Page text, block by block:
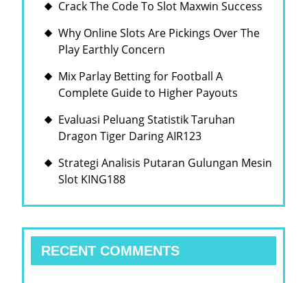
Crack The Code To Slot Maxwin Success
Why Online Slots Are Pickings Over The
Play Earthly Concern
Mix Parlay Betting for Football A
Complete Guide to Higher Payouts
Evaluasi Peluang Statistik Taruhan
Dragon Tiger Daring AIR123
Strategi Analisis Putaran Gulungan Mesin
Slot KING188
RECENT COMMENTS